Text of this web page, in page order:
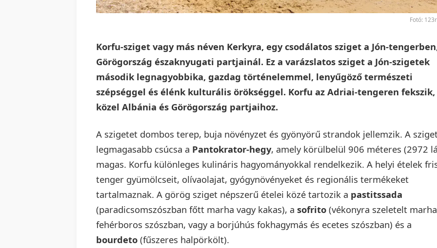
Fotó:
Korfu-sziget vagy más néven Kerkyra, egy csodálatos sziget a Jón-
Görögország északnyugati partjainál. Ez a varázslatos sziget a Jón-szigetek
második legnagyobbika, gazdag történelemmel, lenyűgöző természeti
szépséggel és élénk kulturális örökséggel. Korfu az Adriai-tengeren fekszik,
közel Albánia és Görögország partjaihoz.
A szigetet dombos terep, buja növényzet és gyönyörű strandok jellemzik. A
legmagasabb csúcsa a Pantokrator-hegy, amely körülbelül 906 méteres (2972
magas. Korfu különleges kulináris hagyományokkal rendelkezik. A helyi ételek
tenger gyümölcseit, olívaolajat, gyógynövényeket és regionális termékeket
tartalmaznak. A görög sziget népszerű ételei közé tartozik a pastitssada
(paradicsomszószban főtt marha vagy kakas), a sofrito (vékonyra szeletelt
fehérboros szószban, vagy a borjúhús fokhagymás és ecetes szószban) és a
bourdeto (fűszeres halpörkölt).